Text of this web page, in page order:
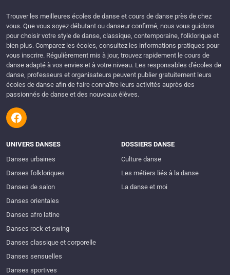
Trouver les meilleures écoles de danse et cours de danse près de chez
vous. Que vous soyez débutant ou danseur confirmé, nous vous guidons
pour choisir votre style de danse, classique, contemporaine, folklorique et
bien plus. Comparez les écoles, consultez les informations pratiques pour
vous inscrire. Régulièrement mis à jour, trouvez rapidement le cours de
danse adapté à vos envies et à votre niveau. Les responsables d'écoles de
danse, professeurs et organisateurs peuvent publier gratuitement leurs
écoles de danse afin de faire connaître leurs activités auprès des
passionnés de danse et des nouveaux élèves.
UNIVERS DANSES
Danses urbaines
Danses folkloriques
Danses de salon
Danses orientales
Danses afro latine
Danses rock et swing
Danses classique et corporelle
Danses sensuelles
Danses sportives
DOSSIERS DANSE
Culture danse
Les métiers liés à la danse
La danse et moi